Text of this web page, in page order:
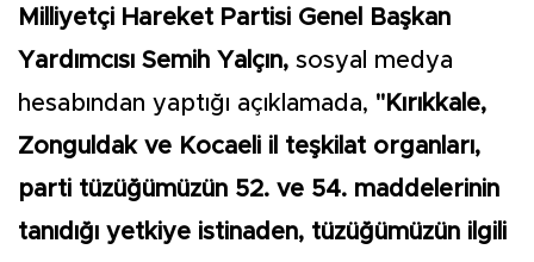
Milliyetçi Hareket Partisi Genel Başkan
Yardımcısı Semih Yalçın, sosyal medya
hesabından yaptığı açıklamada, "Kırıkkale,
Zonguldak ve Kocaeli il teşkilat organları,
parti tüzüğümüzün 52. ve 54. maddelerinin
tanıdığı yetkiye istinaden, tüzüğümüzün ilgili